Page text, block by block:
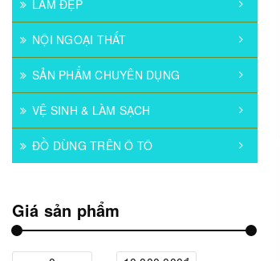
LÀM ĐẸP
NỘI NGOẠI THẤT
SẢN PHẨM CHUYÊN DỤNG
VỆ SINH & LÀM SẠCH
ĐỒ DÙNG TRÊN Ô TÔ
Giá sản phẩm